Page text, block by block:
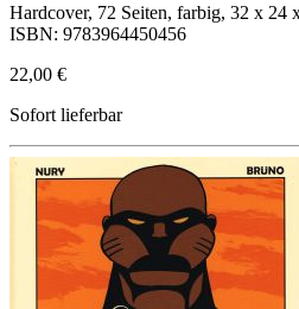
Hardcover, 72 Seiten, farbig, 32 x 24
ISBN: 9783964450456
22,00 €
Sofort lieferbar